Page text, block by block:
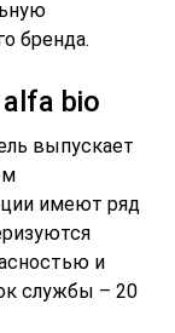
бренда.
bio
выпускает
имеют ряд
и
службы – 20